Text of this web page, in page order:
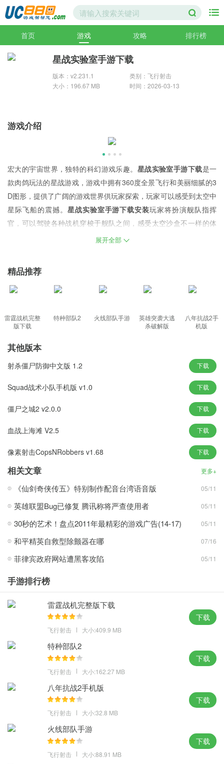
首页 游戏 攻略 排行榜
星战实验室手游下载
版本：v2.231.1
类别：飞行射击
大小：196.67 MB
时间：2026-03-13
游戏介绍
宏大的宇宙世界，独特的科幻游戏乐趣。 星战实验室手游下载是一
款肉鸽玩法的星战游戏，游戏中拥有360度全景飞行和美丽细腻的3
D图形，提供了广阔的游戏世界供玩家探索，玩家可以感受到太空中
星际飞船的震撼。 星战实验室手游下载安装玩家将扮演舰队指挥
官，可以驾驶各种战机穿梭于舰队之间，感受太空沙盒不一样的体
验。感兴趣的朋友欢迎来本站下载体验。
控制庞大的星际舰队，感受太空战斗的震撼和紧张。
游戏不需要繁琐的升级和组装，对技术的更好理解带来了全新的游
多种玩法和体验等你尝试，自由探索未知的星际世界，
可以选择不同的舰队，玩家可以直接进入游戏，享受太空战斗的刺
激。
真实物理引擎模拟的挑战方式给你带来更刺激的冒险体验，画风非
常精致逼真;
过程是非线性的，玩家可以根据自己的探索路径自由探索世界并升
级。
优秀的肉鸽玩法，这里将非常真实写实的游戏风格呈现给大家;
体验精彩的战斗冒险，扮演第一指挥官的角色，运用合理的策略，
体验更刺激的战斗。
使用各种战舰和武器来实现有影响力的爆炸效果，真实的物理引
控制自己的舰队参与追捕太空海盗，操作非常简单。
多种游戏环境等你自由冒险，体验非常有趣的舰队战争。
让你根据自己的兴趣和喜好慢慢升级，以更好地了解技术和武器系
统。
精美细腻的3D画面让玩家享受星战的频繁刺激，也给玩家带来视觉
游戏评价
经典肉鸽玩法搭配星战元素摩擦出了不一样的火花，各种不一样种
类的太空船你可以去安全驾驶，酷炫的画面就在这里。
展开全部
精品推荐
雷霆战机完整
版下载
特种部队2 火线部队手游
英雄突袭大逃
杀破解版
八年抗战2手
机版
其他版本
射杀僵尸防御中文版 1.2 下载
Squad战术小队手机版 v1.0 下载
僵尸之城2 v2.0.0 下载
血战上海滩 V2.5 下载
像素射击CopsNRobbers v1.68 下载
相关文章 更多+
《仙剑奇侠传五》特别制作配音台湾语音版 05/11
英雄联盟Bug已修复 腾讯称将严查使用者 05/11
30秒的艺术！盘点2011年最精彩的游戏广告(14-17) 05/11
和平精英自救型除颤器在哪 07/16
菲律宾政府网站遭黑客攻陷 05/11
手游排行榜
雷霆战机完整版下载
飞行射击 大小:409.9 MB
下载
特种部队2
飞行射击 大小:162.27 MB
下载
八年抗战2手机版
飞行射击 大小:32.8 MB
下载
火线部队手游
飞行射击 大小:88.91 MB
下载